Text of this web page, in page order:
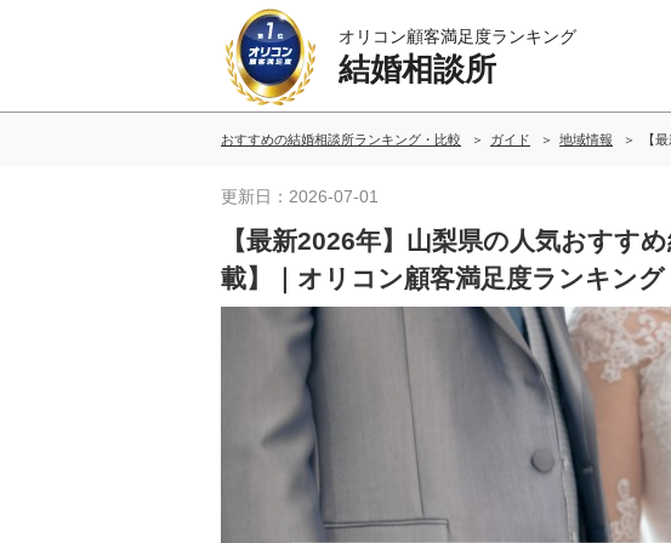
オリコン顧客満足度ランキング
結婚相談所
おすすめの結婚相談所ランキング・比較 ガイド 地域情報 【
更新日：2026-07-01
【最新2026年】山梨県の人気おすす
載】｜オリコン顧客満足度ランキング